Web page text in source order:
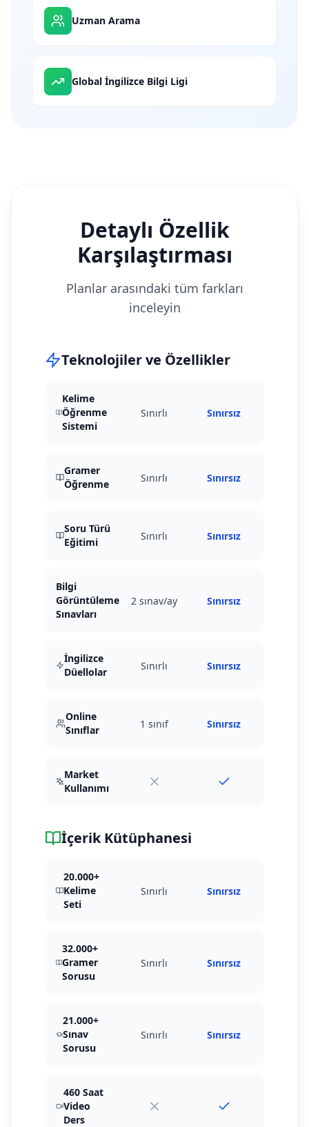
Uzman Arama
Global İngilizce Bilgi Ligi
Detaylı Özellik
Karşılaştırması
Planlar arasındaki tüm farkları
inceleyin
Teknolojiler ve Özellikler
Kelime
Öğrenme
Sistemi
Sınırlı Sınırsız
Gramer
Öğrenme
Sınırlı Sınırsız
Soru Türü
Eğitimi
Sınırlı Sınırsız
Bilgi
Görüntüleme
Sınavları
2 sınav/ay Sınırsız
İngilizce
Düellolar
Sınırlı Sınırsız
Online
Sınıflar
1 sınıf Sınırsız
Market
Kullanımı
İçerik Kütüphanesi
20.000+
Kelime
Seti
Sınırlı Sınırsız
32.000+
Gramer
Sorusu
Sınırlı Sınırsız
21.000+
Sınav
Sorusu
Sınırlı Sınırsız
460 Saat
Video
Ders